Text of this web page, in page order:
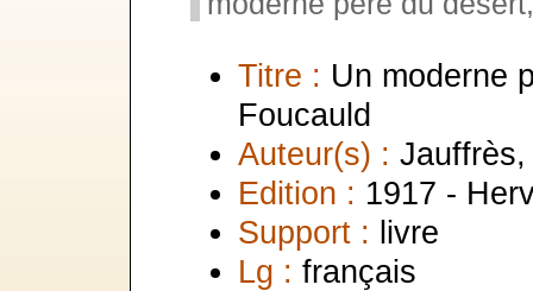
Titre : Un moderne
Foucauld
Auteur(s) :
Edition : 1917 -
Support : livre
Lg : français